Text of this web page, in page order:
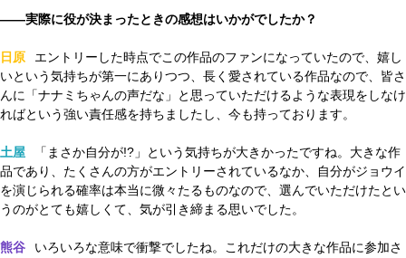
——実際に役が決まったときの感想はいかがでしたか？
日原
エントリーした時点でこの作品のファンになっていたので、嬉し
いという気持ちが第一にありつつ、長く愛されている作品なので、皆さ
んに「ナナミちゃんの声だな」と思っていただけるような表現をしなけ
ればという強い責任感を持ちましたし、今も持っております。
土屋
「まさか自分が!?」という気持ちが大きかったですね。大きな作
品であり、たくさんの方がエントリーされているなか、自分がジョウイ
を演じられる確率は本当に微々たるものなので、選んでいただけたとい
うのがとても嬉しくて、気が引き締まる思いでした。
熊谷
いろいろな意味で衝撃でしたね。これだけの大きな作品に参加さ